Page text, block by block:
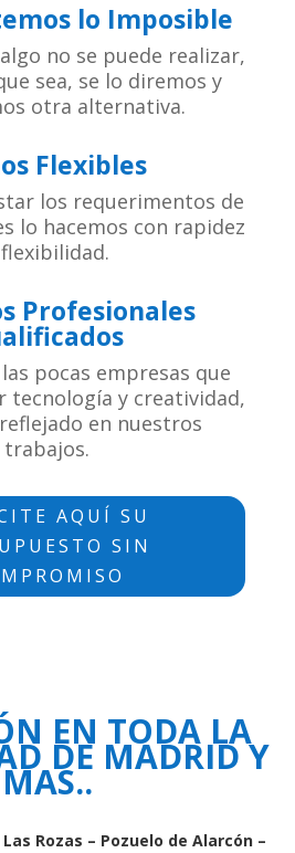
lo Imposible
no se puede realizar,
sea, se lo diremos y
otra alternativa.
Flexibles
los requerimentos de
lo hacemos con rapidez
Profesionales
pocas empresas que
tecnología y creatividad,
en nuestros
trabajos.
AQUÍ SU
SIN
EN TODA LA
DE MADRID Y
MAS..
Las Rozas – Pozuelo de Alarcón–